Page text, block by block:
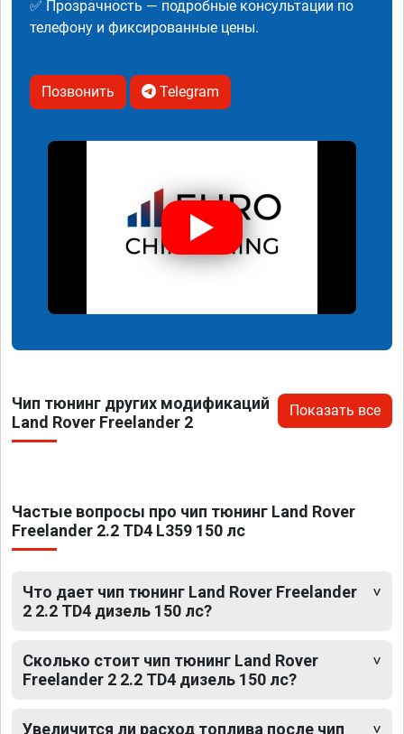
✅ Прозрачность — подробные консультации по
телефону и фиксированные цены.
Позвонить Telegram
Чип тюнинг других модификаций
Land Rover Freelander 2
Показать все
Частые вопросы про чип тюнинг Land Rover
Freelander 2.2 TD4 L359 150 лс
Что дает чип тюнинг Land Rover Freelander
2 2.2 TD4 дизель 150 лс?
Сколько стоит чип тюнинг Land Rover
Freelander 2 2.2 TD4 дизель 150 лс?
Увеличится ли расход топлива после чип